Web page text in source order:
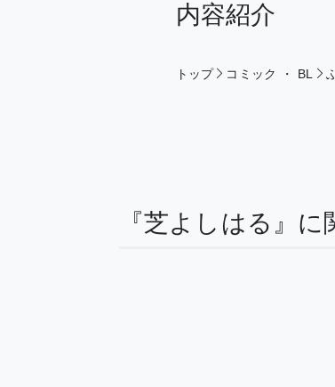
内容紹介
トップ コミック ・ BL
『芝よしはる』